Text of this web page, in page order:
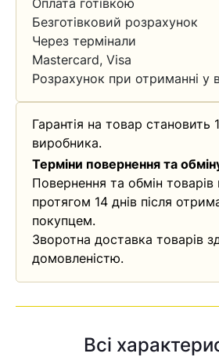
Оплата готівкою
Безготівковий розрахунок
Через термінали
Mastercard, Visa
Розрахунок при отриманні у
Гарантія на товар становить
виробника.
Терміни повернення та
Повернення та обмін
протягом 14 днів після
покупцем.
Зворотна доставка товарів
домовленістю.
Всі